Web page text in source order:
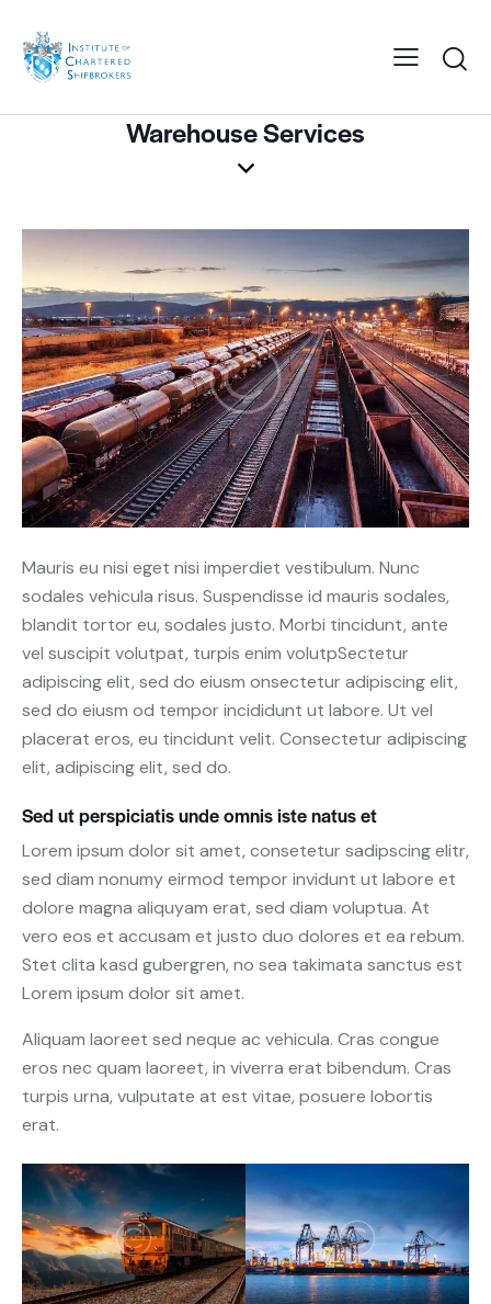
Warehouse Services
Mauris eu nisi eget nisi imperdiet vestibulum. Nunc
sodales vehicula risus. Suspendisse id mauris sodales,
blandit tortor eu, sodales justo. Morbi tincidunt, ante
vel suscipit volutpat, turpis enim volutpSectetur
adipiscing elit, sed do eiusm onsectetur adipiscing elit,
sed do eiusm od tempor incididunt ut labore. Ut vel
placerat eros, eu tincidunt velit. Consectetur adipiscing
elit, adipiscing elit, sed do.
Sed ut perspiciatis unde omnis iste natus et
Lorem ipsum dolor sit amet, consetetur sadipscing elitr,
sed diam nonumy eirmod tempor invidunt ut labore et
dolore magna aliquyam erat, sed diam voluptua. At
vero eos et accusam et justo duo dolores et ea rebum.
Stet clita kasd gubergren, no sea takimata sanctus est
Lorem ipsum dolor sit amet.
Aliquam laoreet sed neque ac vehicula. Cras congue
eros nec quam laoreet, in viverra erat bibendum. Cras
turpis urna, vulputate at est vitae, posuere lobortis
erat.